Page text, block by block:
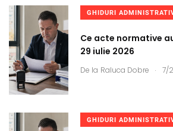
GHIDURI
Ce acte normative
29 iulie 2026
De la Raluca Dobre . 7/
GHIDURI